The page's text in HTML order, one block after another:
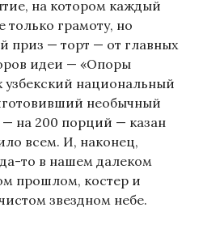
на котором каждый
только грамоту, но
приз — торт — от главных
идеи — «Опоры
узбекский национальный
необычный
на 200 порций — казан
всем. И, наконец,
то в нашем далеком
прошлом, костер и
звездном небе.